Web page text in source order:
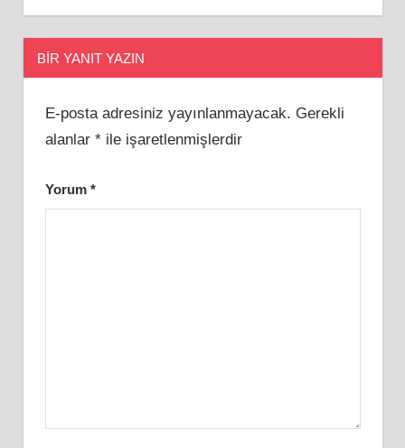
BIR YANIT YAZIN
E-posta adresiniz yayınlanmayacak. Gerekli
alanlar *ile işaretlenmişlerdir
Yorum *